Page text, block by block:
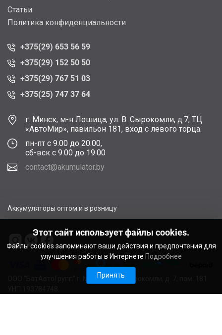
Статьи
Политика конфиденциальности
+375(29) 653 56 59
+375(29) 152 50 50
+375(29) 767 51 03
+375(25) 747 37 64
г. Минск, м-н Лошица, ул. В. Сырокомли, д.7, ТЦ
«АвтоМир», павильон 181, вход с левого торца.
пн-пт с 9.00 до 20.00,
сб-вск с 9.00 до 19.00
contact@akumulator.by
Аккумуляторы оптом и в розницу
ООО "БатАвтоГрупп" г. Минск, ул. В. Сырокомли, д. 7, пом. 181
Этот сайт использует файлы cookies.
Файлы cookies запоминают ваши действия и предпочтения для
улучшения работы в Интернете Подробнее
Принять